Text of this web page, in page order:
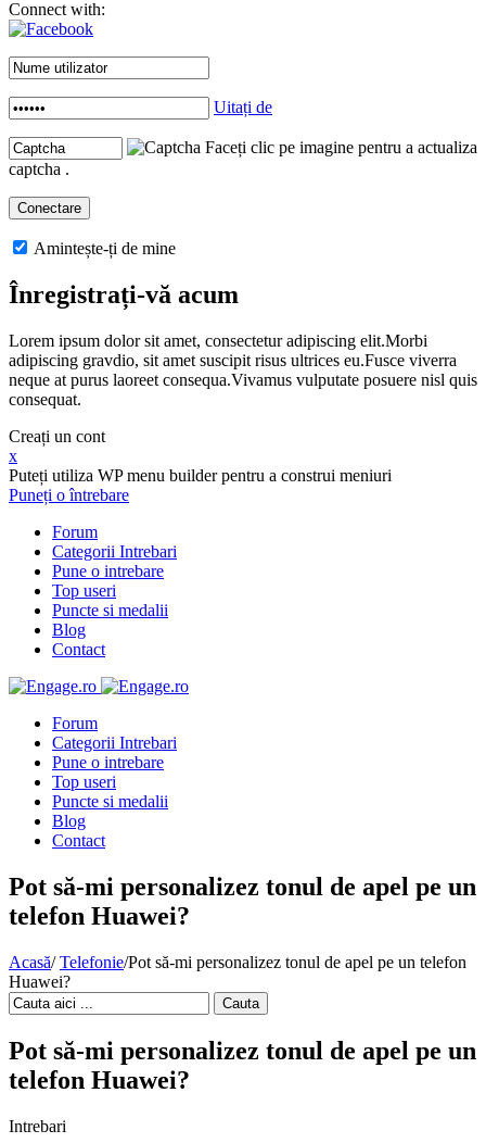
Connect with:
Uitați de
Faceți clic pe imagine pentru a actualiza
captcha .
Amintește-ți de mine
Înregistrați-vă acum
Lorem ipsum dolor sit amet, consectetur adipiscing elit.Morbi
adipiscing gravdio, sit amet suscipit risus ultrices eu.Fusce viverra
neque at purus laoreet consequa.Vivamus vulputate posuere nisl quis
consequat.
Creați un cont
x
Puteți utiliza WP menu builder pentru a construi meniuri
Puneți o întrebare
Forum
Categorii Intrebari
Pune o intrebare
Top useri
Puncte si medalii
Blog
Contact
Forum
Categorii Intrebari
Pune o intrebare
Top useri
Puncte si medalii
Blog
Contact
Pot să-mi personalizez tonul de apel pe un
telefon Huawei?
Acasă/ Telefonie/Pot să-mi personalizez tonul de apel pe un telefon
Huawei?
Cauta
Pot să-mi personalizez tonul de apel pe un
telefon Huawei?
Intrebari